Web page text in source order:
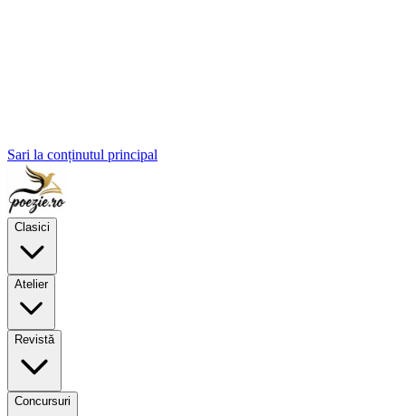
Sari la conținutul principal
Clasici
Atelier
Revistă
Concursuri